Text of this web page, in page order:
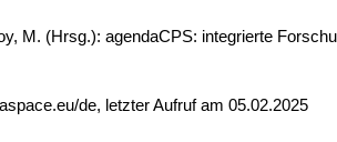
M. (Hrsg.): agendaCPS: integrierte
de, letzter Aufruf am 05.02.2025